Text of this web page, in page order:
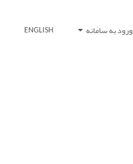
ورود به سامانه ENGLISH